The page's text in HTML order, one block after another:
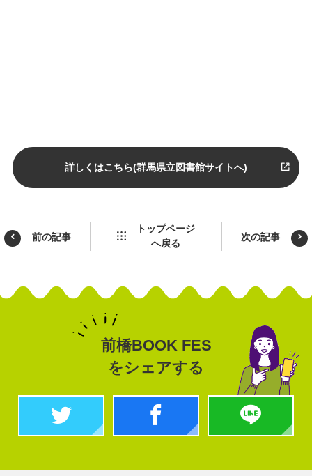
詳しくはこちら(群馬県立図書館サイトへ)
前の記事
トップページ
へ戻る
次の記事
前橋BOOK FES
をシェアする